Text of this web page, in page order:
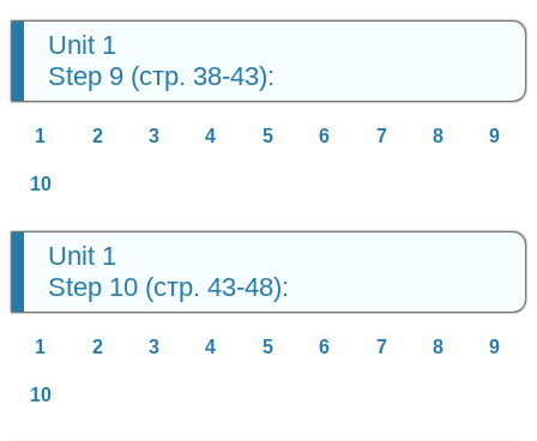
Unit 1
Step 9 (стр. 38-43):
1 2 3 4 5 6 7 8 9
10
Unit 1
Step 10 (стр. 43-48):
1 2 3 4 5 6 7 8 9
10